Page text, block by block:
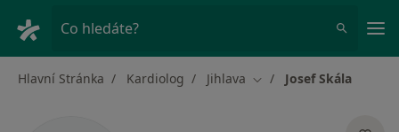
Co hledáte?
Hlavní Stránka Kardiolog Jihlava Změna města
Josef Skála